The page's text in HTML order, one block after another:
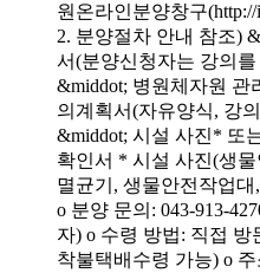
원온라인분양창구
2. 분양절차 안내 참조)
서(분양신청자는 강의
&middot; 병원체자원 관
의계획서(자유양식, 강
&middot; 시설 사진* 또
확인서 * 시설 사진(생물
멸균기, 생물안전작업대
o 분양 문의: 043-913-
자) o 수령 방법: 직접 방
착불택배수령 가능) o